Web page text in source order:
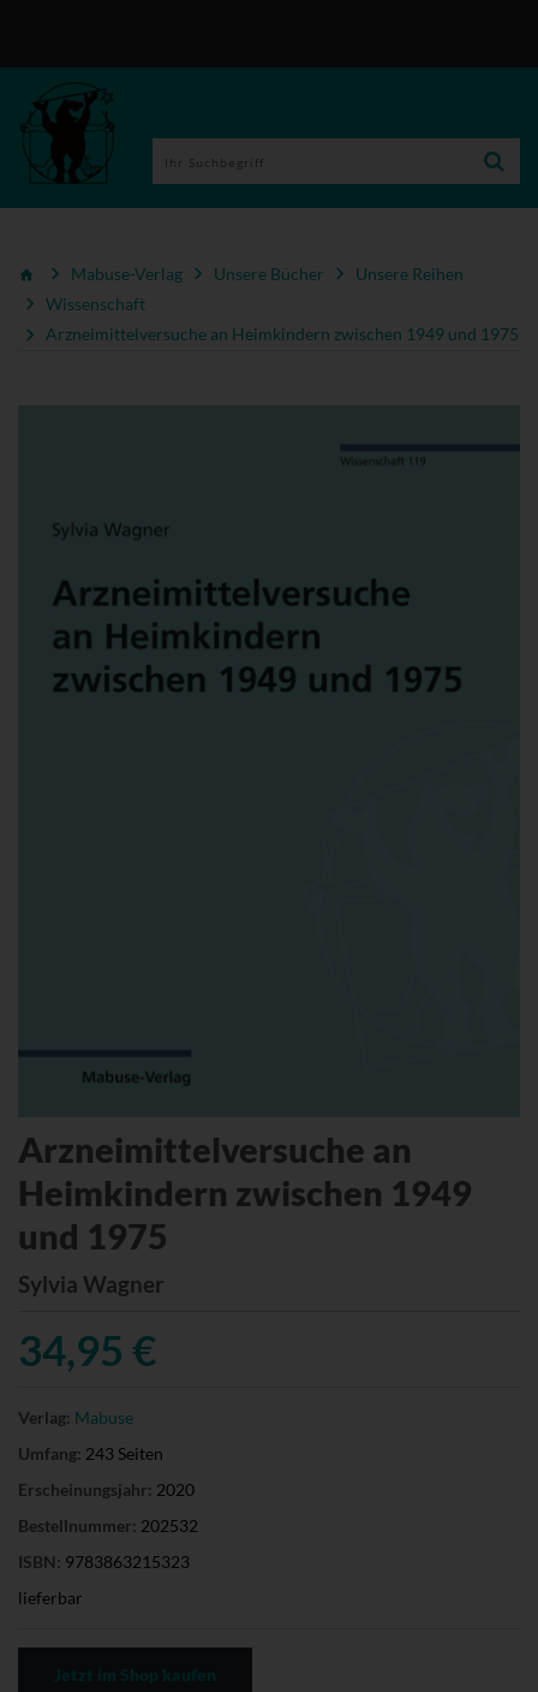
Mabuse-Verlag Unsere Bücher
Unsere Reihen
Wissenschaft
Arzneimittelversuche an Heimkindern zwischen 1949 und 1975
Arzneimittelversuche an
Heimkindern zwischen 1949
und 1975
Sylvia Wagner
34,95 €
Verlag: Mabuse
Umfang: 243 Seiten
Erscheinungsjahr: 2020
Bestellnummer: 202532
ISBN: 9783863215323
lieferbar